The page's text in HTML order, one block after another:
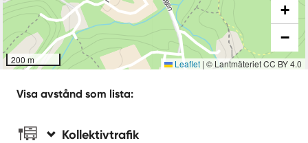
200 m
+
−
Leaflet | © Lantmäteriet CC BY 4.0
Visa avstånd som lista:
Kollektivtrafik